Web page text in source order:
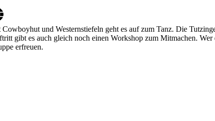
und Westernstiefeln geht es auf zum Tanz. Die
gibt es auch gleich noch einen Workshop zum Mitmachen.
erfreuen.